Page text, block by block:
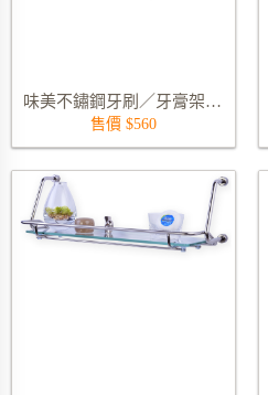
味美不鏽鋼牙刷／牙膏架 9117S
售價 $560